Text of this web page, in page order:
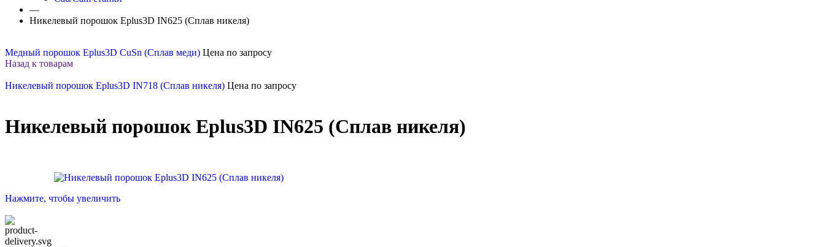
—
Никелевый порошок Eplus3D IN625 (Сплав никеля)
Медный порошок Eplus3D CuSn (Сплав меди) Цена по запросу
Назад к товарам
Никелевый порошок Eplus3D IN718 (Сплав никеля) Цена по запросу
Никелевый порошок Eplus3D IN625 (Сплав никеля)
Нажмите, чтобы увеличить